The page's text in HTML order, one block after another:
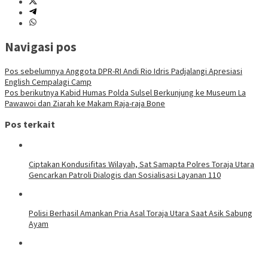
Navigasi pos
Pos sebelumnya Anggota DPR-RI Andi Rio Idris Padjalangi Apresiasi
English Cempalagi Camp
Pos berikutnya Kabid Humas Polda Sulsel Berkunjung ke Museum La
Pawawoi dan Ziarah ke Makam Raja-raja Bone
Pos terkait
Ciptakan Kondusifitas Wilayah, Sat Samapta Polres Toraja Utara
Gencarkan Patroli Dialogis dan Sosialisasi Layanan 110
Polisi Berhasil Amankan Pria Asal Toraja Utara Saat Asik Sabung
Ayam